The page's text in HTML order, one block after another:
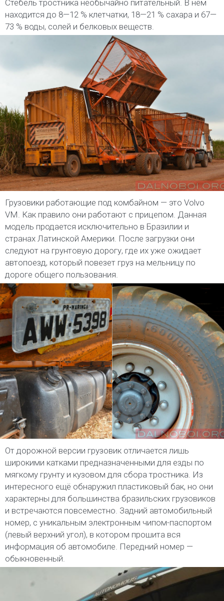
Стебель тростника необычайно питательный. В нём
находится до 8—12 % клетчатки, 18—21 % сахара и 67—
73 % воды, солей и белковых веществ.
Грузовики работающие под комбайном — это Volvo
VM. Как правило они работают с прицепом. Данная
модель продается исключительно в Бразилии и
странах Латинской Америки. После загрузки они
следуют на грунтовую дорогу, где их уже ожидает
автопоезд, который повезет груз на мельницу по
дороге общего пользования.
От дорожной версии грузовик отличается лишь
широкими катками предназначенными для езды по
мягкому грунту и кузовом для сбора тростника. Из
интересного ещё обнаружил пластиковый бак, но они
характерны для большинства бразильских грузовиков
и встречаются повсеместно. Задний автомобильный
номер, с уникальным электронным чипом-паспортом
(левый верхний угол), в котором прошита вся
информация об автомобиле. Передний номер —
обыкновенный.